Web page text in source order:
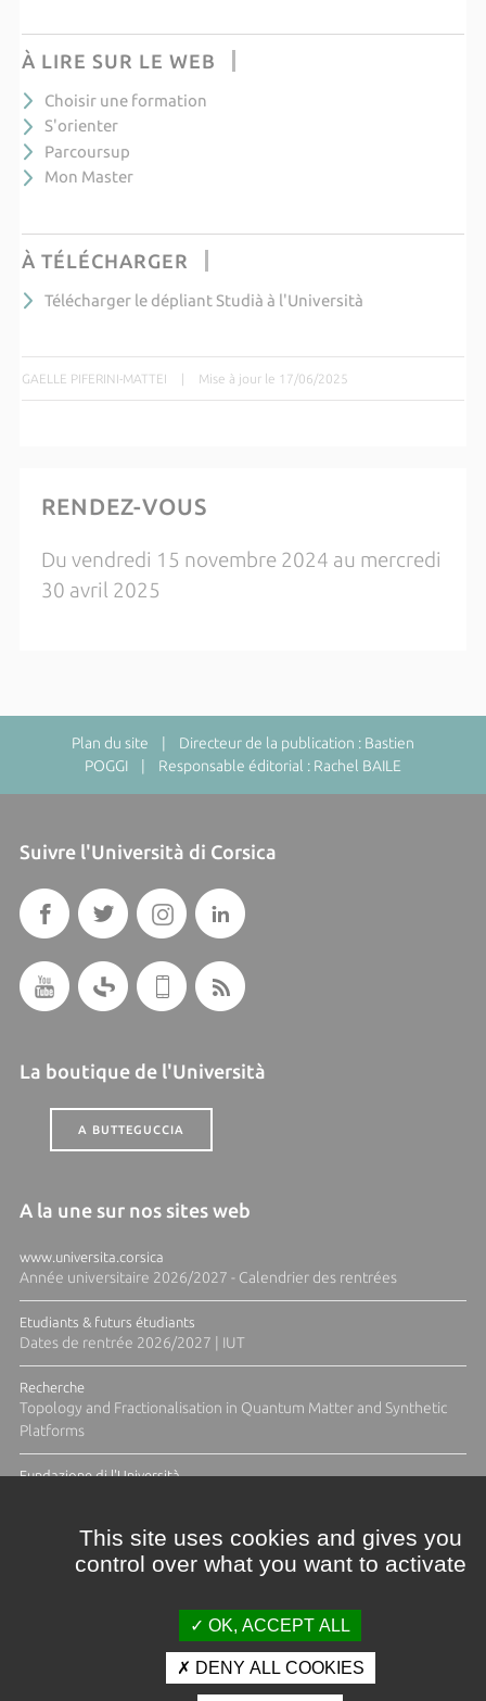
À LIRE SUR LE WEB
Choisir une formation
S'orienter
Parcoursup
Mon Master
À TÉLÉCHARGER
Télécharger le dépliant Studià à l'Università
GAELLE PIFERINI-MATTEI | Mise à jour le 17/06/2025
RENDEZ-VOUS
Du vendredi 15 novembre 2024 au mercredi
30 avril 2025
Plan du site | Directeur de la publication : Bastien
POGGI | Responsable éditorial : Rachel BAILE
Suivre l'Università di Corsica
La boutique de l'Università
A BUTTEGUCCIA
A la une sur nos sites web
www.universita.corsica
Année universitaire 2026/2027 - Calendrier des rentrées
Etudiants & futurs étudiants
Dates de rentrée 2026/2027 | IUT
Recherche
Topology and Fractionalisation in Quantum Matter and Synthetic
Platforms
Fundazione di l'Università
Crédits et mentions légales
This site uses cookies and gives you
control over what you want to activate
OK, ACCEPT ALL
DENY ALL COOKIES